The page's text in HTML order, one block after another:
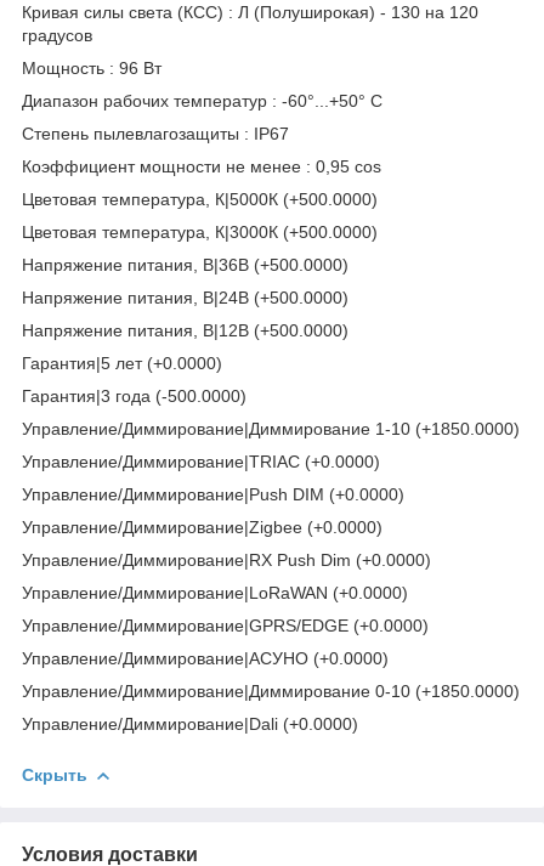
Кривая силы света (КСС) : Л (Полуширокая) - 130 на 120
градусов
Мощность : 96 Вт
Диапазон рабочих температур : -60°...+50° C
Степень пылевлагозащиты : IP67
Коэффициент мощности не менее : 0,95 cos
Цветовая температура, К|5000К (+500.0000)
Цветовая температура, К|3000К (+500.0000)
Напряжение питания, В|36В (+500.0000)
Напряжение питания, В|24В (+500.0000)
Напряжение питания, В|12В (+500.0000)
Гарантия|5 лет (+0.0000)
Гарантия|3 года (-500.0000)
Управление/Диммирование|Диммирование 1-10 (+1850.0000)
Управление/Диммирование|TRIAC (+0.0000)
Управление/Диммирование|Push DIM (+0.0000)
Управление/Диммирование|Zigbee (+0.0000)
Управление/Диммирование|RX Push Dim (+0.0000)
Управление/Диммирование|LoRaWAN (+0.0000)
Управление/Диммирование|GPRS/EDGE (+0.0000)
Управление/Диммирование|АСУНО (+0.0000)
Управление/Диммирование|Диммирование 0-10 (+1850.0000)
Управление/Диммирование|Dali (+0.0000)
Скрыть
Условия доставки